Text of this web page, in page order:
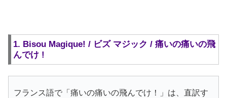
1. Bisou Magique! / ビズ マジック / 痛いの痛いの飛
んでけ !
フランス語で「痛いの痛いの飛んでけ！」は、直訳す